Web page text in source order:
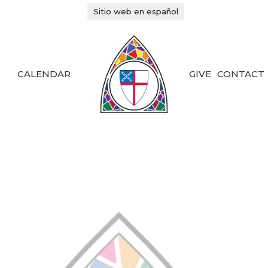
Sitio web en español
CALENDAR GIVE CONTACT